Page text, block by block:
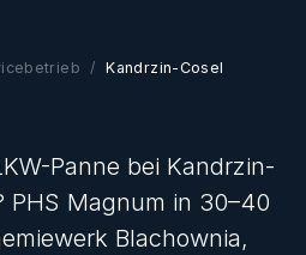
Kandrzin-Cosel
Panne bei Kandrzin-
PHS Magnum in 30–40
Blachownia,